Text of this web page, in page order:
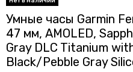
Умные часы Garmin
47 мм, AMOLED,
Gray DLC Titanium
Black/Pebble Gray